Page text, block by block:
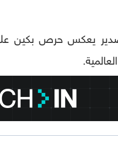
يعكس حرص بكين على